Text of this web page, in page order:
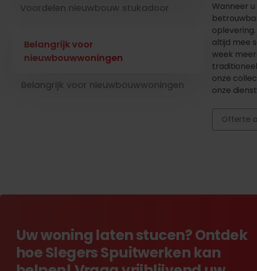
Voordelen nieuwbouw stukadoor
Belangrijk voor
nieuwbouwwoningen
Belangrijk voor nieuwbouwwoningen
Wanneer
altijd mee
week
onze
onze
Offerte
Uw woning laten stucen? Ontdek
hoe Slegers Spuitwerken kan